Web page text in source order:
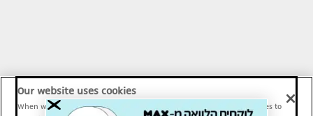
Our website uses cookies
When we provide Maariv, TMI and Sport1 content online, we use cookies to